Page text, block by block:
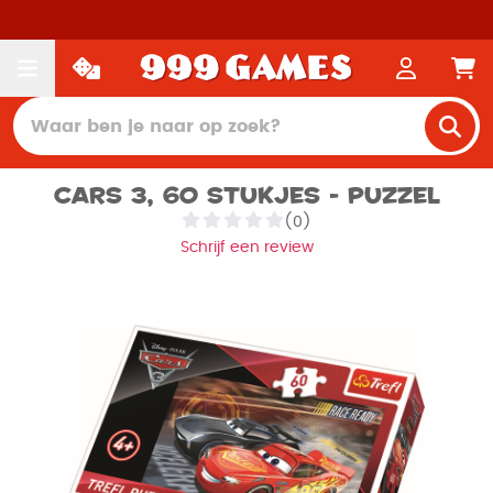
Cars 3, 60 stukjes - Puzzel
(0)
Schrijf een review